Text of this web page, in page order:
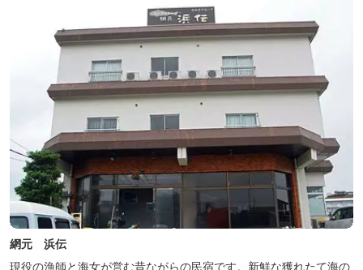
網元 浜伝
現役の漁師と海女が営む昔ながらの民宿です。新鮮な獲れたて海の